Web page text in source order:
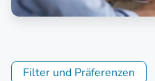
Filter und Präferenzen